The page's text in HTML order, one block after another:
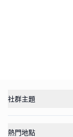
社群主題
熱門地點